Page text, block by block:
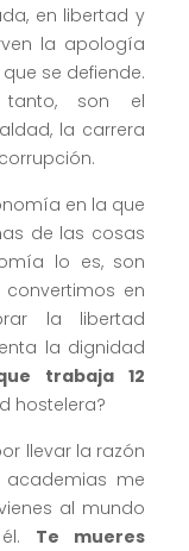
en libertad y
la apología
se defiende.
tanto, son el
la carrera
en la que
de las cosas
lo es, son
en
la libertad
la dignidad
trabaja 12
hostelera?
llevar la razón
me
al mundo
Te mueres